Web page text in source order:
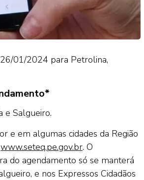
01/2024 para Petrolina,
e Salgueiro.
e em algumas cidades da Região
www.seteq.pe.gov.br. O
do agendamento só se manterá
e nos Expressos Cidadãos